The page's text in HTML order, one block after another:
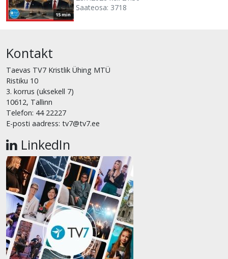
15 min
Saateosa: 3718
Kontakt
Taevas TV7 Kristlik Ühing MTÜ
Ristiku 10
3. korrus (uksekell 7)
10612, Tallinn
Telefon: 44 22227
E-posti aadress: tv7@tv7.ee
LinkedIn